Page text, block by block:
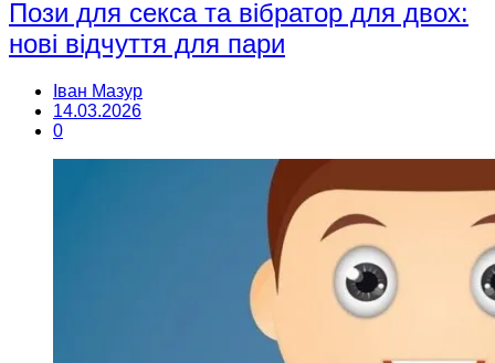
Пози для секса та вібратор для двох:
нові відчуття для пари
Іван Мазур
14.03.2026
0